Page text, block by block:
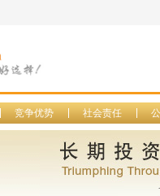
竞争优势 社会责任